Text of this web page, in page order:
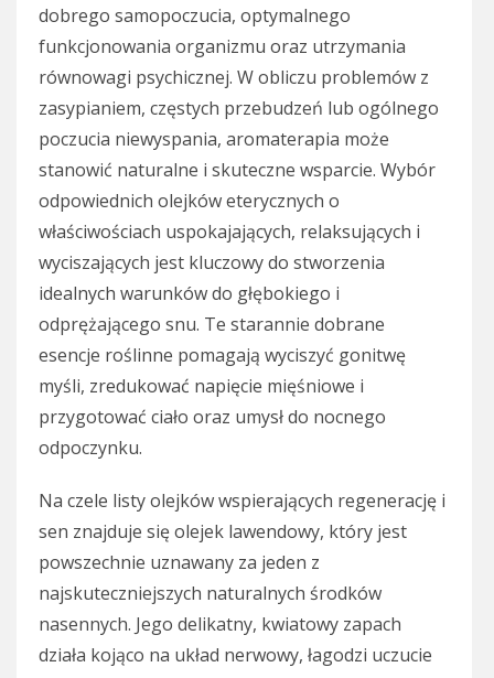
dobrego samopoczucia, optymalnego
funkcjonowania organizmu oraz utrzymania
równowagi psychicznej. W obliczu problemów z
zasypianiem, częstych przebudzeń lub ogólnego
poczucia niewyspania, aromaterapia może
stanowić naturalne i skuteczne wsparcie. Wybór
odpowiednich olejków eterycznych o
właściwościach uspokajających, relaksujących i
wyciszających jest kluczowy do stworzenia
idealnych warunków do głębokiego i
odprężającego snu. Te starannie dobrane
esencje roślinne pomagają wyciszyć gonitwę
myśli, zredukować napięcie mięśniowe i
przygotować ciało oraz umysł do nocnego
odpoczynku.
Na czele listy olejków wspierających regenerację i
sen znajduje się olejek lawendowy, który jest
powszechnie uznawany za jeden z
najskuteczniejszych naturalnych środków
nasennych. Jego delikatny, kwiatowy zapach
działa kojąco na układ nerwowy, łagodzi uczucie